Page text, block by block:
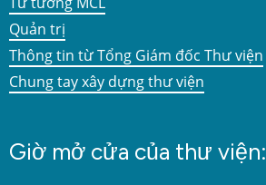
Quản trị
Thông tin từ Tổng Giám đốc Thư viện
Chung tay xây dựng thư viện
Giờ mở cửa của thư viện: